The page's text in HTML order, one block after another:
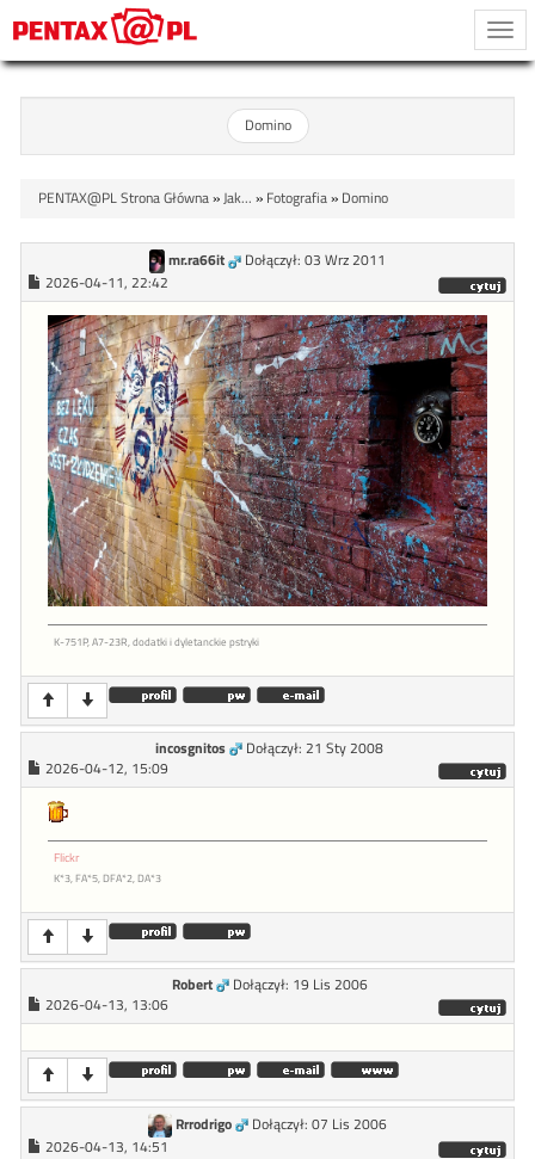
Domino
PENTAX@PL Strona Główna»Jak... » Fotografia» Domino
mr.ra66it
Dołączył: 03 Wrz 2011
2026-04-11, 22:42
K-751P, A7-23R, dodatki i dyletanckie pstryki
incosgnitos
Dołączył: 21 Sty 2008
2026-04-12, 15:09
Flickr
K*3, FA*5, DFA*2, DA*3
Robert
Dołączył: 19 Lis 2006
2026-04-13, 13:06
Rrrodrigo
Dołączył: 07 Lis 2006
2026-04-13, 14:51